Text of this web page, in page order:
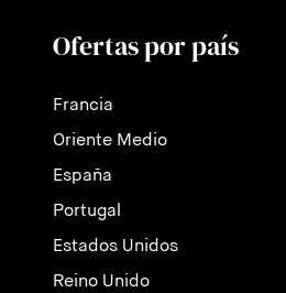
Ofertas por país
Francia
Oriente Medio
España
Portugal
Estados Unidos
Reino Unido